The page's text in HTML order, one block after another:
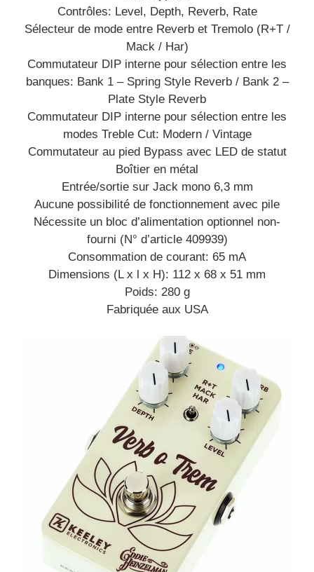
Contrôles: Level, Depth, Reverb, Rate
Sélecteur de mode entre Reverb et Tremolo (R+T /
Mack / Har)
Commutateur DIP interne pour sélection entre les
banques: Bank 1 – Spring Style Reverb / Bank 2 –
Plate Style Reverb
Commutateur DIP interne pour sélection entre les
modes Treble Cut: Modern / Vintage
Commutateur au pied Bypass avec LED de statut
Boîtier en métal
Entrée/sortie sur Jack mono 6,3 mm
Aucune possibilité de fonctionnement avec pile
Nécessite un bloc d’alimentation optionnel non-
fourni (N° d’article 409939)
Consommation de courant: 65 mA
Dimensions (L x l x H): 112 x 68 x 51 mm
Poids: 280 g
Fabriquée aux USA